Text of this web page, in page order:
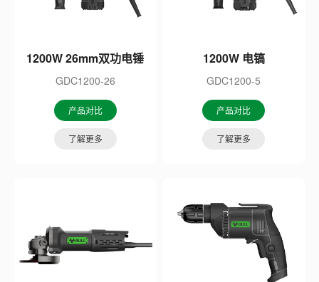
1200W 26mm双功电锤
GDC1200-26
产品对比
了解更多
1200W 电镐
GDC1200-5
产品对比
了解更多